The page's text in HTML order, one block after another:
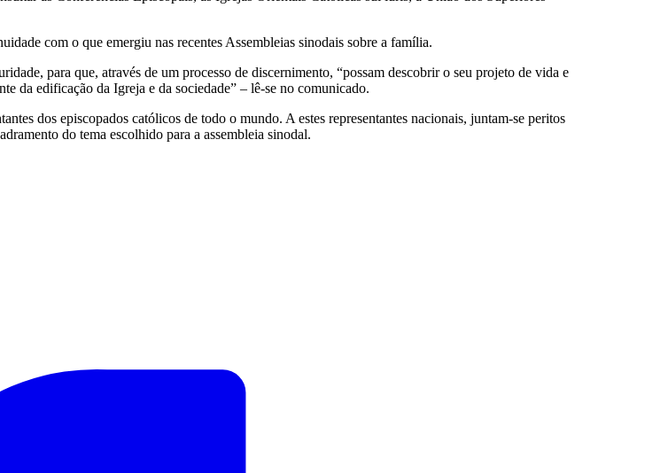
com o que emergiu nas recentes Assembleias sinodais sobre a família.
para que, através de um processo de discernimento, “possam descobrir o seu projeto de vida e
da edificação da Igreja e da sociedade” – lê-se no comunicado.
dos episcopados católicos de todo o mundo. A estes representantes nacionais, juntam-se peritos
do tema escolhido para a assembleia sinodal.